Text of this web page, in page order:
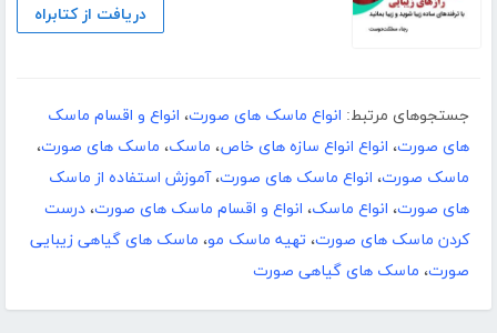
دریافت از کتابراه
جستجوهای مرتبط: انواع ماسک های صورت، انواع و اقسام ماسک
های صورت، انواع انواع سازه های خاص، ماسک، ماسک های صورت،
ماسک صورت، انواع ماسک های صورت،آموزش استفاده از ماسک
های صورت، انواع ماسک، انواع و اقسام ماسک های صورت، درست
کردن ماسک های صورت، تهیه ماسک مو، ماسک های گیاهی زیبایی
صورت، ماسک های گیاهی صورت